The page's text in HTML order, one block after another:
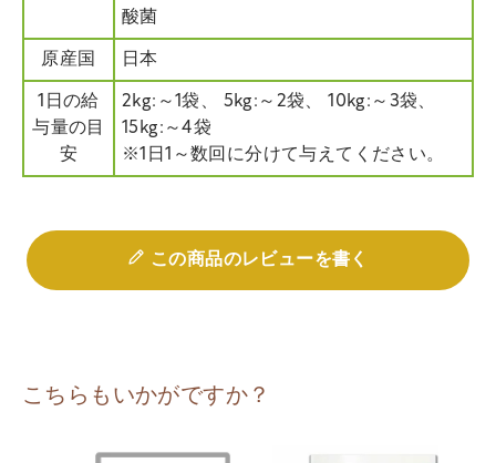
酸菌
原産国 日本
1日の給
与量の目
安
2kg:～1袋、 5kg:～2袋、 10kg:～3袋、
15kg:～4袋
※1日1～数回に分けて与えてください。
この商品のレビューを書く
こちらもいかがですか？